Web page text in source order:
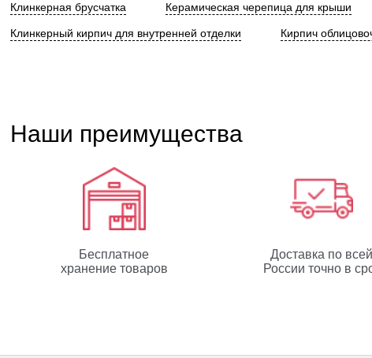
Клинкерная брусчатка Керамическая черепица для крыши
Клинкерный кирпич для внутренней отделки Кирпич
Наши преимущества
Бесплатное
хранение товаров
Доставка по всей
России точно в